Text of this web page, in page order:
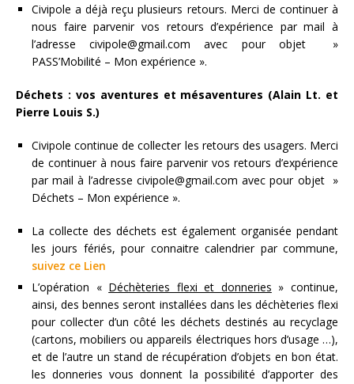
Civipole a déjà reçu plusieurs retours. Merci de continuer à
nous faire parvenir vos retours d’expérience par mail à
l’adresse civipole@gmail.com avec pour objet »
PASS’Mobilité – Mon expérience ».
Déchets : vos aventures et mésaventures (Alain Lt. et
Pierre Louis S.)
Civipole continue de collecter les retours des usagers. Merci
de continuer à nous faire parvenir vos retours d’expérience
par mail à l’adresse civipole@gmail.com avec pour objet »
Déchets – Mon expérience ».
La collecte des déchets est également organisée pendant
les jours fériés, pour connaitre calendrier par commune,
suivez ce Lien
L’opération « Déchèteries flexi et donneries » continue,
ainsi, des bennes seront installées dans les déchèteries flexi
pour collecter d’un côté les déchets destinés au recyclage
(cartons, mobiliers ou appareils électriques hors d’usage …),
et de l’autre un stand de récupération d’objets en bon état.
les donneries vous donnent la possibilité d’apporter des